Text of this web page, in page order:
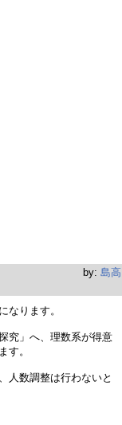
by: 島高
なります。
究」へ、理数系が得意
す。
人数調整は行わないと